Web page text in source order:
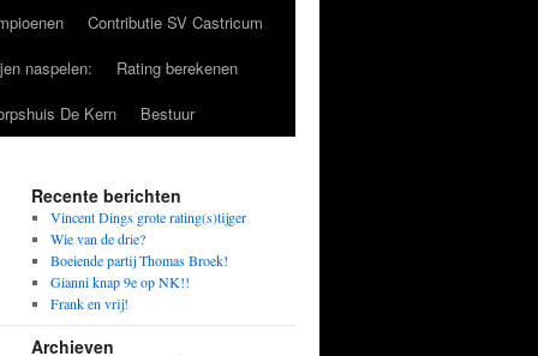
Contributie SV Castricum
naspelen:
Rating berekenen
De Kern Bestuur
Recente berichten
Vincent Dings grote rating(s)tijger
Wie van de drie?
Boeiende partij Thomas Broek!
Gianni knap 9e op NK!!
Frank en vrij!
Archieven